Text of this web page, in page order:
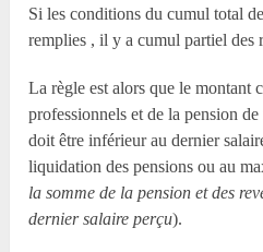
Si les conditions du cumul total
remplies , il y a cumul partiel des
La règle est alors que le montant
professionnels et de la pension
doit être inférieur au dernier
liquidation des pensions ou au
la somme de la pension et des
dernier salaire perçu).